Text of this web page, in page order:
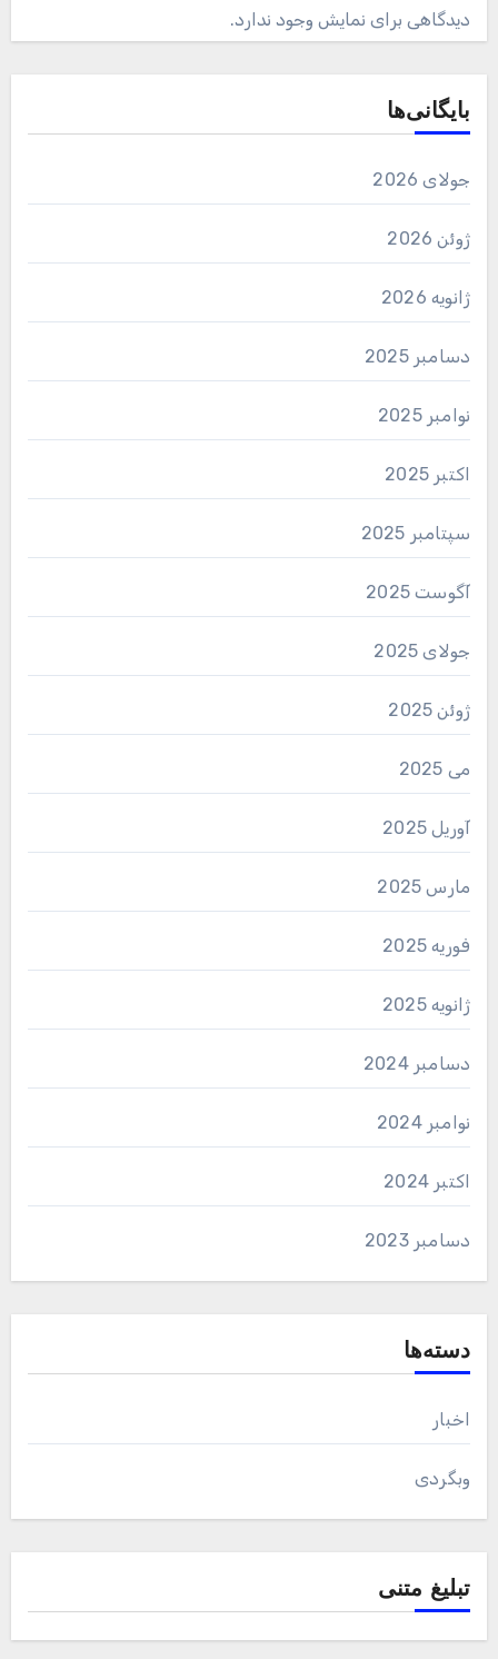
دیدگاهی برای نمایش وجود ندارد.
بایگانی‌ها
جولای 2026
ژوئن 2026
ژانویه 2026
دسامبر 2025
نوامبر 2025
اکتبر 2025
سپتامبر 2025
آگوست 2025
جولای 2025
ژوئن 2025
می 2025
آوریل 2025
مارس 2025
فوریه 2025
ژانویه 2025
دسامبر 2024
نوامبر 2024
اکتبر 2024
دسامبر 2023
دسته‌ها
اخبار
وبگردی
تبلیغ متنی